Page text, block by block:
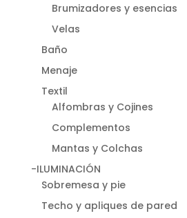
Brumizadores y esencias
Velas
Baño
Menaje
Textil
Alfombras y Cojines
Complementos
Mantas y Colchas
-ILUMINACIÓN
Sobremesa y pie
Techo y apliques de pared